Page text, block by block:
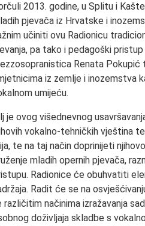
2013. godine, u Splitu i
pjevača iz Hrvatske i
učiniti ovu Radionicu
pa tako i pedagoški
Renata Pokupić
iz zemlje i inozemstva
umijeću.
je ovog višednevnog
vokalno-tehničkih vještina
te na taj način doprinijeti
mladih opernih pjevača,
Radionice će obuhvatiti
Radit će se na
različitim načinima izražavanja
doživljaja skladbe s